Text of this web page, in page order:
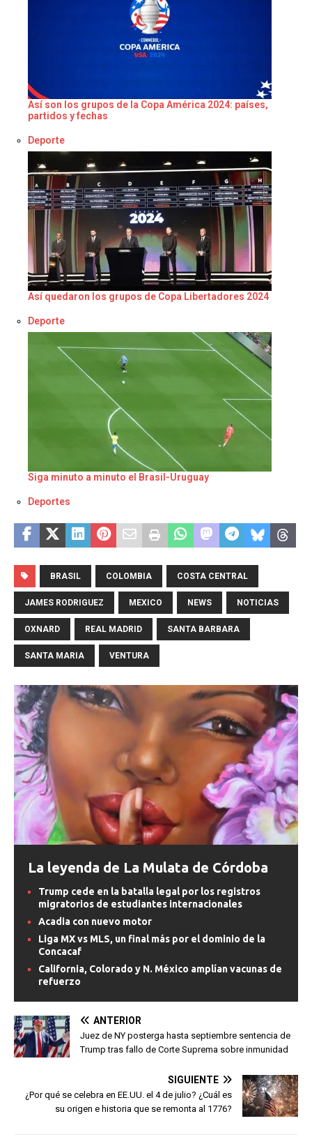
Así son los grupos de la Copa América 2024: países,
partidos y fechas
Respecto a
Deporte
Así quedaron los grupos de Copa Libertadores 2024
Respecto a
Deporte
Siga minuto a minuto el Brasil-Uruguay
Respecto a
Deportes
BRASIL COLOMBIA COSTA CENTRAL
JAMES RODRIGUEZ MEXICO NEWS NOTICIAS
OXNARD REAL MADRID SANTA BARBARA
SANTA MARIA VENTURA
La leyenda de La Mulata de Córdoba
Trump cede en la batalla legal por los registros
migratorios de estudiantes internacionales
Acadia con nuevo motor
Liga MX vs MLS, un final más por el dominio de la
Concacaf
California, Colorado y N. México amplían vacunas de
refuerzo
ANTERIOR
Juez de NY posterga hasta septiembre sentencia de
Trump tras fallo de Corte Suprema sobre inmunidad
SIGUIENTE
¿Por qué se celebra en EE.UU. el 4 de julio? ¿Cuál es
su origen e historia que se remonta al 1776?